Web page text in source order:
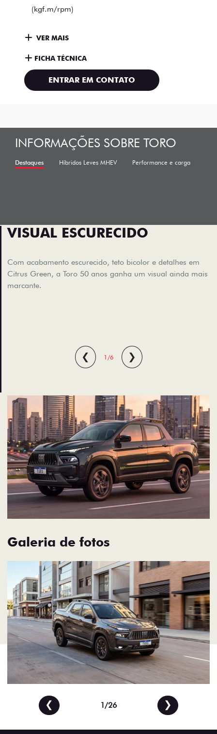
(kgf.m/rpm)
VER MAIS
FICHA TÉCNICA
ENTRAR EM CONTATO
INFORMAÇÕES SOBRE TORO
Destaques Híbridos Leves MHEV Performance e carga
VISUAL ESCURECIDO
Com acabamento escurecido, teto bicolor e detalhes em
Citrus Green, a Toro 50 anos ganha um visual ainda mais
marcante.
❮ 1/6 ❯
Galeria de fotos
❮ 2/26 ❯